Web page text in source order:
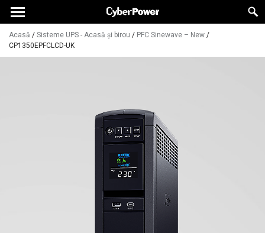
Acasă / Sisteme UPS - Acasă și birou / PFC Sinewave – New /
CP1350EPFCLCD-UK